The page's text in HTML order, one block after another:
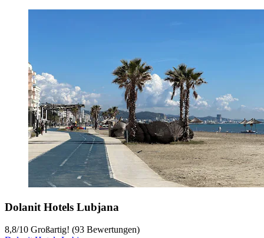
Dolanit Hotels Lubjana
8,8/10 Großartig! (93 Bewertungen)